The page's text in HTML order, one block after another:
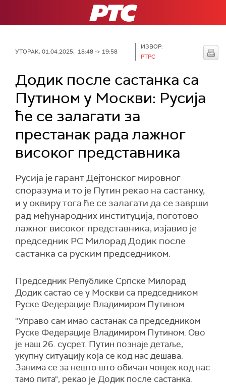
РТС
УТОРАК, 01.04.2025, 18:48 -> 19:58
ИЗВОР:
РТРС
Додик после састанка са
Путином у Москви: Русија
ће се залагати за
престанак рада лажног
високог представника
Русија је гарант Дејтонског мировног
споразума и то је Путин рекао на састанку,
и у оквиру тога ће се залагати да се заврши
рад међународних институција, поготово
лажног високог представника, изјавио је
председник РС Милорад Додик после
састанка са руским председником.
Председник Републике Српске Милорад
Додик састао се у Москви са председником
Руске Федерације Владимиром Путином.
"Управо сам имао састанак са председником
Руске Федерације Владимиром Путином. Ово
је наш 26. сусрет. Путин познаје детаље,
укупну ситуацију која се код нас дешава.
Занима се за нешто што обичан човјек код нас
тамо пита", рекао је Додик после састанка.